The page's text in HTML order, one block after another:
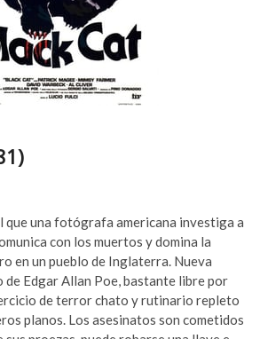
que una fotógrafa americana investiga a
con los muertos y domina la
en un pueblo de Inglaterra. Nueva
de Edgar Allan Poe, bastante libre por
de terror chato y rutinario repleto
planos. Los asesinatos son cometidos